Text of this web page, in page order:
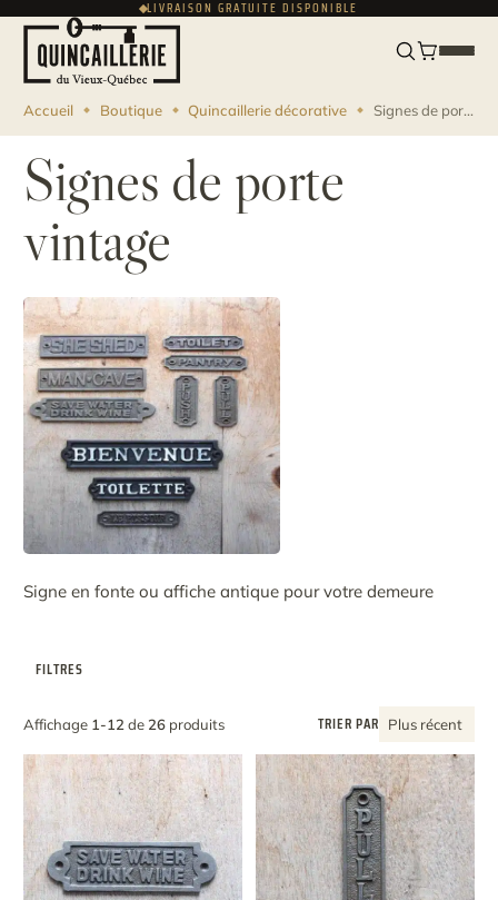
LIVRAISON GRATUITE DISPONIBLE
ENGLISHCAD
Accueil Boutique Quincaillerie décorative Signes de porte vintage
Signes de porte
vintage
Signe en fonte ou affiche antique pour votre demeure
FILTRES
Affichage 1-12 de 26 produits TRIER PAR Plus récent